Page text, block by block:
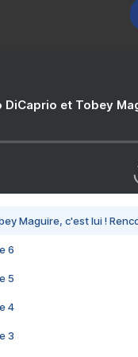
DiCaprio et Tobey
Maguire, c'est lui !
6
5
4
3